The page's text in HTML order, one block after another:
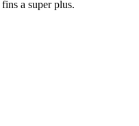
fins a super plus.